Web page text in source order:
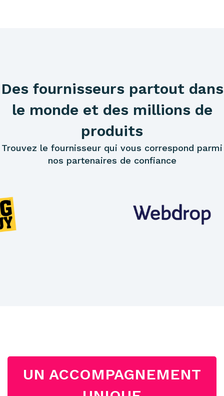
Des fournisseurs partout dans
le monde et des millions de
produits
Trouvez le fournisseur qui vous correspond parmi
nos partenaires de confiance
UN ACCOMPAGNEMENT